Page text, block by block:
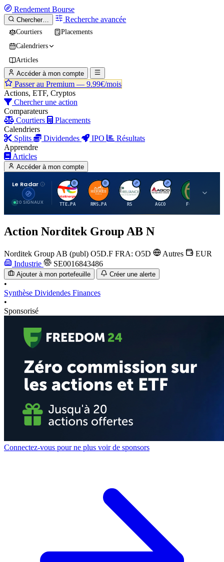
Rendement Bourse
Chercher… Recherche avancée
Courtiers
Placements
Calendriers
Articles
Accéder à mon compte
Passer au Premium — 9.99€/mois
Actions, ETF, Cryptos
Chercher une action
Comparateurs
Courtiers
Placements
Calendriers
Splits
Dividendes IPO
Résultats
Apprendre
Articles
Accéder à mon compte
Le Radar
20 SIGNAUX
T
TTE.PA
H
RMS.PA
R
RS
A
AGCO FCFS
Action Norditek Group AB N
Norditek Group AB (publ) O5D.F FRA: O5D Autres
EUR
Industrie
SE0016843486
Ajouter à mon portefeuille Créer une alerte
•
Synthèse Dividendes Finances
•
Sponsorisé
Connectez-vous pour ne plus voir de sponsors